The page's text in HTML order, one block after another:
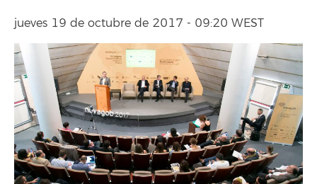
jueves 19 de octubre de 2017 - 09:20 WEST